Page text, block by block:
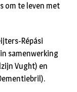
om te leven met
Répási
samenwerking
Vught) en